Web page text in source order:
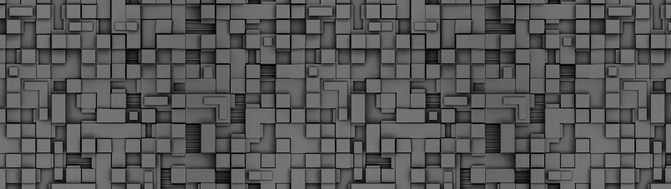
Το ΣτΕ απέρριψε οριστικά την προσφυγή της ΑΔΕΔΥ και ενός
εκπαιδευτικού για την επαναφορά των δώρων Χριστουγέννων,
Πάσχα και θερινής άδειας (13ος και 14ος μισθός) στους
εργαζόμενους του δημόσιου τομέα, κλείνοντας μια μακρά
διαμάχη δεκαετιών που αφορούσε τις μνημονιακές περικοπές.
Γνωστοποίηση έκδοσης οριστικών αποτελεσμάτων –
Παροχή οδηγιών.
► Δείτε/κατεβάστε την πολυαναμενόμενη εγκύκλιο του Υπ.
FEB
1
Με διαρροή 2 μέρες πριν την στάση εργασίας
ενημερώνει το ΣτΕ για την απόρριψη της επαναφοράς